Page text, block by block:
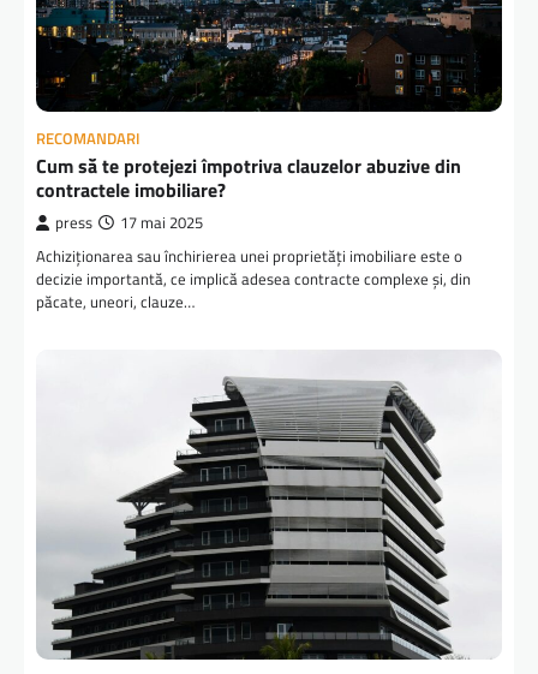
RECOMANDARI
Cum să te protejezi împotriva clauzelor abuzive din
contractele imobiliare?
press 17 mai 2025
Achiziționarea sau închirierea unei proprietăți imobiliare este o
decizie importantă, ce implică adesea contracte complexe și, din
păcate, uneori, clauze…